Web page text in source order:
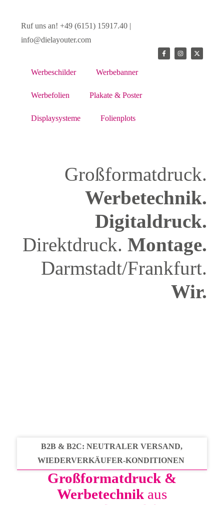
Ruf uns an! +49 (6151) 15917.40 |
info@dielayouter.com
Werbeschilder Werbebanner
Werbefolien Plakate & Poster
Displaysysteme Folienplots
Großformatdruck.
Werbetechnik.
Digitaldruck.
Direktdruck.Montage.
Darmstadt/Frankfurt.
Wir.
B2B & B2C:NEUTRALER VERSAND,
WIEDERVERKÄUFER-KONDITIONEN
Großformatdruck &
Werbetechnikaus